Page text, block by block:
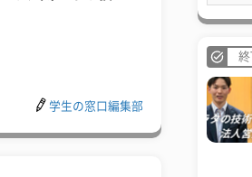
学生の窓口編集部
終